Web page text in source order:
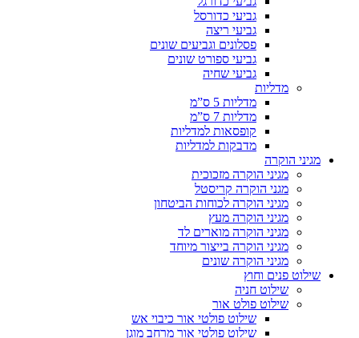
גביעי כדורסל
גביעי ריצה
פסלונים וגביעים שונים
גביעי ספורט שונים
גביעי שחיה
מדליות
מדליות 5 ס”מ
מדליות 7 ס”מ
קופסאות למדליות
מדבקות למדליות
מגיני הוקרה
מגיני הוקרה מזכוכית
מגני הוקרה קריסטל
מגיני הוקרה לכוחות הביטחון
מגיני הוקרה מעץ
מגיני הוקרה מוארים לד
מגיני הוקרה בייצור מיוחד
מגיני הוקרה שונים
שילוט פנים וחוץ
שילוט חניה
שילוט פולט אור
שילוט פולטי אור כיבוי אש
שילוט פולטי אור מרחב מוגן